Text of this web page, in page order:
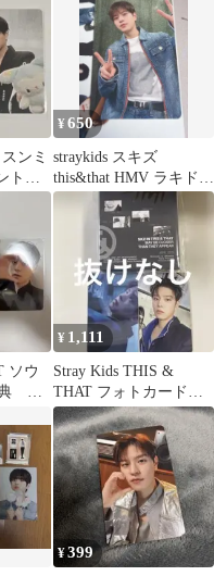
ンミ
トレ
¥650
straykids スキズ
this&that HMV ラキド
ロ スンミン
ソウ
ト
¥ 1,111
Stray Kids THIS &
THAT フォトカードセ
ット スンミン
¥399